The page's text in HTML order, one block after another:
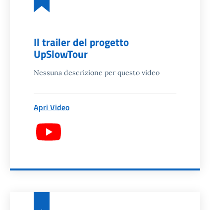
Il trailer del progetto
UpSlowTour
Nessuna descrizione per questo video
Apri Video